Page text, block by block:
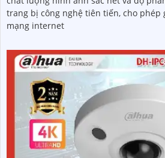
trang bị công nghệ tiên tiến, cho phép
mạng internet